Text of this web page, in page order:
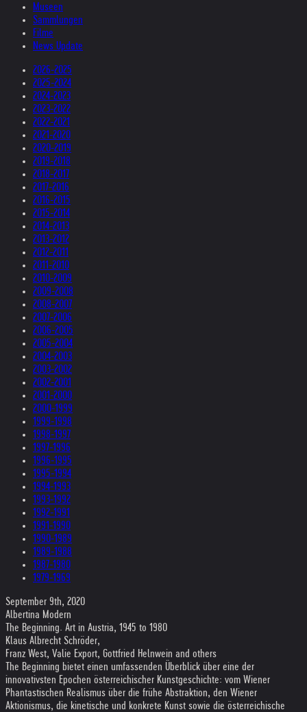
Museen
Sammlungen
Filme
News Update
2026-2025
2025-2024
2024-2023
2023-2022
2022-2021
2021-2020
2020-2019
2019-2018
2018-2017
2017-2016
2016-2015
2015-2014
2014-2013
2013-2012
2012-2011
2011-2010
2010-2009
2009-2008
2008-2007
2007-2006
2006-2005
2005-2004
2004-2003
2003-2002
2002-2001
2001-2000
2000-1999
1999-1998
1998-1997
1997-1996
1996-1995
1995-1994
1994-1993
1993-1992
1992-1991
1991-1990
1990-1989
1989-1988
1987-1980
1979-1969
September 9th, 2020
Albertina Modern
The Beginning. Art in Austria, 1945 to 1980
Klaus Albrecht Schröder,
Franz West, Valie Export, Gottfried Helnwein and others
The Beginning bietet einen umfassenden Überblick über eine der
innovativsten Epochen österreichischer Kunstgeschichte: vom Wiener
Phantastischen Realismus über die frühe Abstraktion, den Wiener
Aktionismus, die kinetische und konkrete Kunst sowie die österreichische